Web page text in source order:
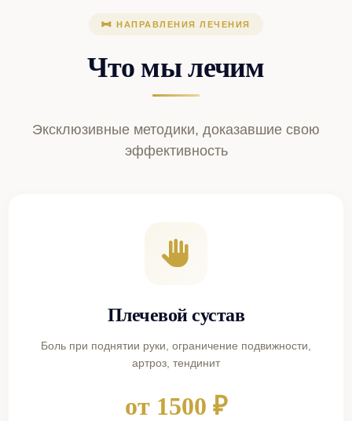
НАПРАВЛЕНИЯ ЛЕЧЕНИЯ
Что мы лечим
Эксклюзивные методики, доказавшие свою
эффективность
Плечевой сустав
Боль при поднятии руки, ограничение подвижности,
артроз, тендинит
от 1500 ₽